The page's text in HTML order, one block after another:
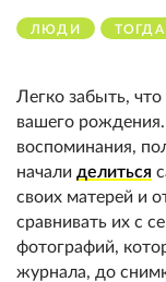
ЛЮДИ
Легко забыть,
вашего
воспоминания,
начали делиться
своих матерей и
сравнивать их с
фотографий,
журнала, до